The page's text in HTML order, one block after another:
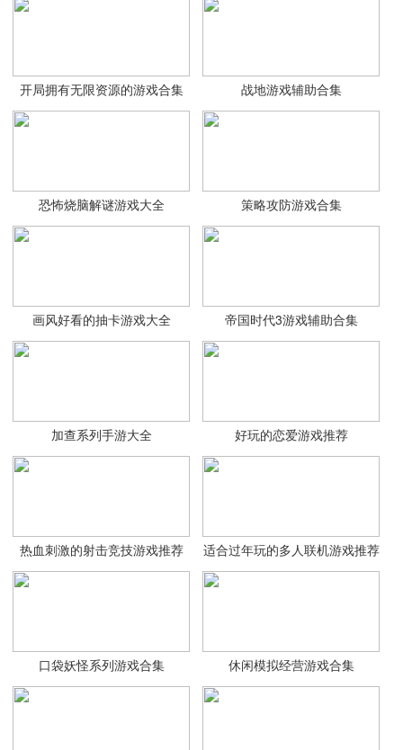
开局拥有无限资源的游戏合集 战地游戏辅助合集
恐怖烧脑解谜游戏大全 策略攻防游戏合集
画风好看的抽卡游戏大全 帝国时代3游戏辅助合集
加查系列手游大全 好玩的恋爱游戏推荐
热血刺激的射击竞技游戏推荐 适合过年玩的多人联机游戏推荐
口袋妖怪系列游戏合集 休闲模拟经营游戏合集